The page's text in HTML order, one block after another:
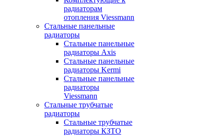
радиаторам
отопления Viessmann
Стальные панельные
радиаторы
Стальные панельные
радиаторы Axis
Стальные панельные
радиаторы Kermi
Стальные панельные
радиаторы
Viessmann
Стальные трубчатые
радиаторы
Стальные трубчатые
радиаторы КЗТО